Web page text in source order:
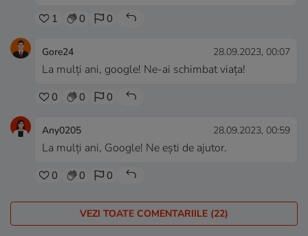
1 0 0
Gore24 28.09.2023, 00:07
La mulți ani, google! Ne-ai schimbat viața!
0 0 0
Any0205 28.09.2023, 00:59
La mulți ani, Google! Ne ești de ajutor.
0 0 0
VEZI TOATE COMENTARIILE (22)